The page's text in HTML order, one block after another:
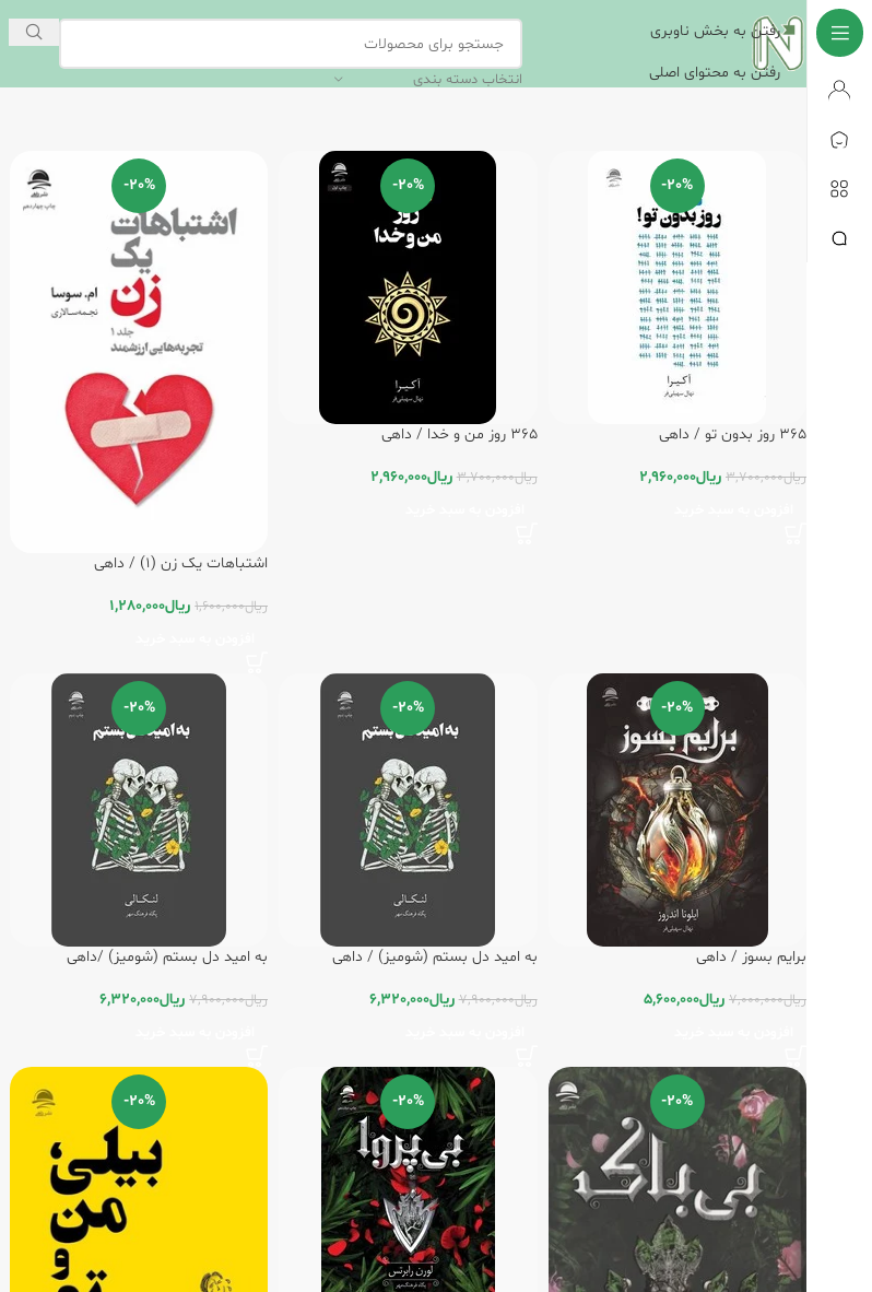
رفتن به بخش ناوبری
رفتن به محتوای اصلی
انتخاب دسته بندی
-20%
365 روز بدون تو / داهی
ریال3,700,000 ریال2,960,000
-20%
365 روز من و خدا / داهی
ریال3,700,000 ریال2,960,000
-20%
اشتباهات یک زن (1) / داهی
ریال1,600,000 ریال1,280,000
-20%
برایم بسوز / داهی
ریال7,000,000 ریال5,600,000
-20%
به امید دل بستم (شومیز) / داهی
ریال7,900,000 ریال6,320,000
-20%
به امید دل بستم (شومیز) /داهی
ریال7,900,000 ریال6,320,000
-20%
-20%
-20%